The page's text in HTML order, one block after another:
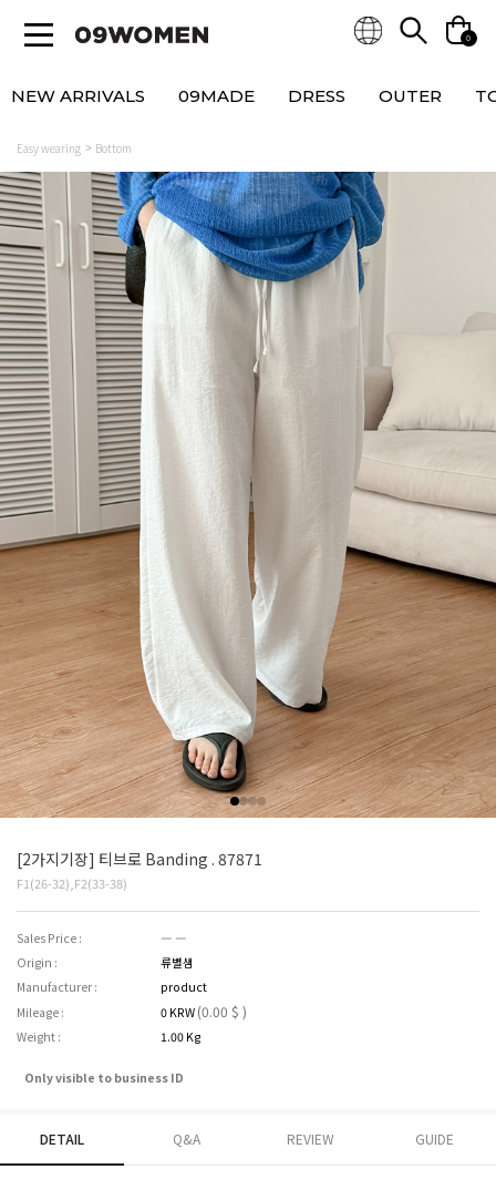
0
NEW ARRIVALS 09MADE DRESS OUTER
Easy wearing Bottom
[2가지기장] 티브로 Banding . 87871
F1(26-32),F2(33-38)
Sales Price :
― ―
Origin :
류별샘
Manufacturer :
product
Mileage :
0 KRW (0.00 $ )
Weight : 1.00 Kg
Only visible to business ID
DETAIL Q&A REVIEW GUIDE